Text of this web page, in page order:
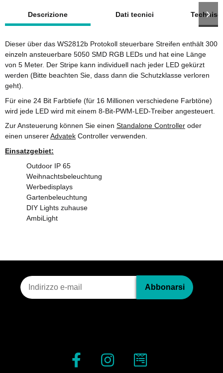
Descrizione
Dati tecnici
Dieser über das WS2812b Protokoll steuerbare Streifen enthält 300
einzeln ansteuerbare 5050 SMD RGB LEDs und hat eine Länge
von 5 Meter. Der Stripe kann individuell nach jeder LED gekürzt
werden (Bitte beachten Sie, dass dann die Schutzklasse verloren
geht).
Für eine 24 Bit Farbtiefe (für 16 Millionen verschiedene Farbtöne)
wird jede LED wird mit einem 8-Bit-PWM-LED-Treiber angesteuert.
Zur Ansteuerung können Sie einen Standalone Controller oder
einen unsererAdvatek Controller verwenden.
Einsatzgebiet:
Outdoor IP 65
Weihnachtsbeleuchtung
Werbedisplays
Gartenbeleuchtung
DIY Lights zuhause
AmbiLight
Iscrizione alla newsletter
Abbonarsi